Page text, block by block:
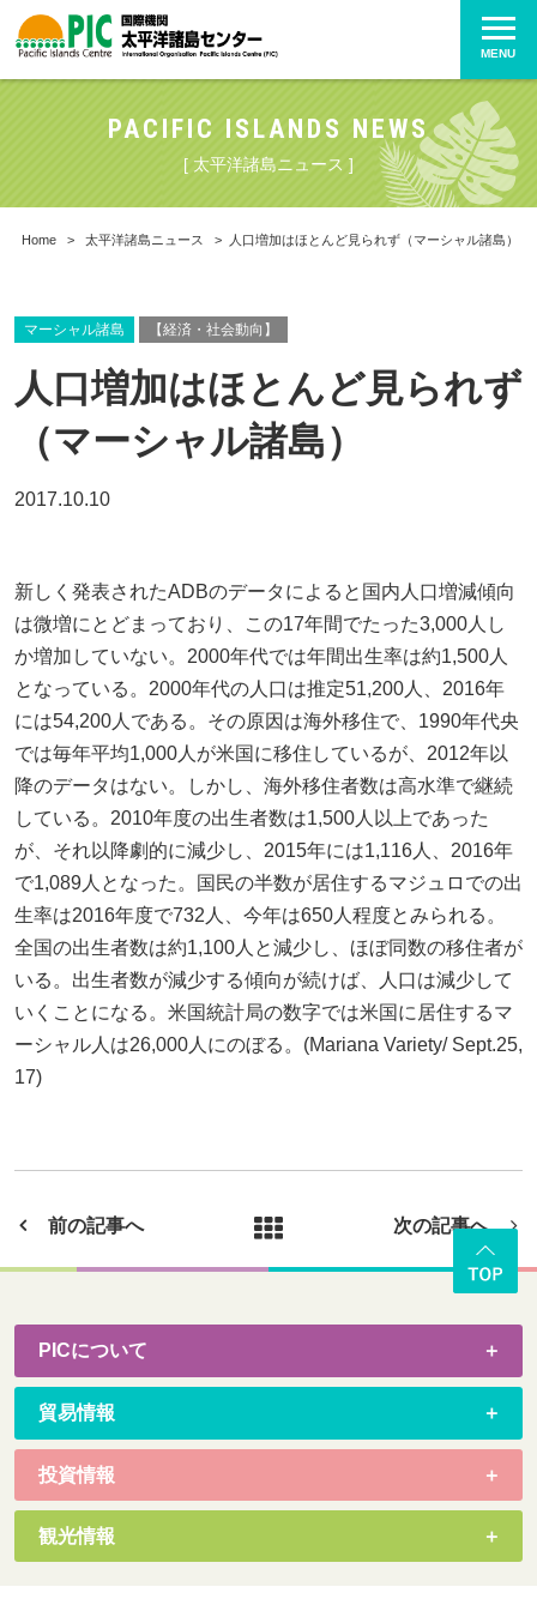
MENU
PACIFIC ISLANDS NEWS
[ 太平洋諸島ニュース ]
Home > 太平洋諸島ニュース > 人口増加はほとんど見られず（マーシャル諸島）
マーシャル諸島 【経済・社会動向】
人口増加はほとんど見られず
（マーシャル諸島）
2017.10.10
新しく発表されたADBのデータによると国内人口増減傾向
は微増にとどまっており、この17年間でたった3,000人し
か増加していない。2000年代では年間出生率は約1,500人
となっている。2000年代の人口は推定51,200人、2016年
には54,200人である。その原因は海外移住で、1990年代央
では毎年平均1,000人が米国に移住しているが、2012年以
降のデータはない。しかし、海外移住者数は高水準で継続
している。2010年度の出生者数は1,500人以上であった
が、それ以降劇的に減少し、2015年には1,116人、2016年
で1,089人となった。国民の半数が居住するマジュロでの出
生率は2016年度で732人、今年は650人程度とみられる。
全国の出生者数は約1,100人と減少し、ほぼ同数の移住者が
いる。出生者数が減少する傾向が続けば、人口は減少して
いくことになる。米国統計局の数字では米国に居住するマ
ーシャル人は26,000人にのぼる。(Mariana Variety/ Sept.25,
17)
前の記事へ 次の記事へ
PICについて
貿易情報
投資情報
観光情報